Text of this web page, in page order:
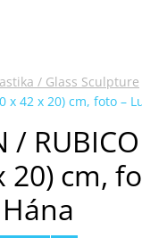
/ Glass Sculpture
x 42 x 20) cm, foto –
/
20) cm,